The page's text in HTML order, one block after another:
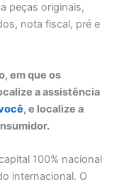
peças originais,
nota fiscal, pré e
em que os
a assistência
, e localize a
100% nacional
internacional. O